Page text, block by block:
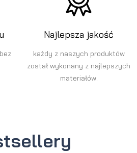
Najlepsza jakość
każdy z naszych produktów
został wykonany z najlepszych
materiałów.